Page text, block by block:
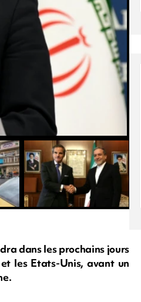
dans les prochains jours
les Etats-Unis, avant un